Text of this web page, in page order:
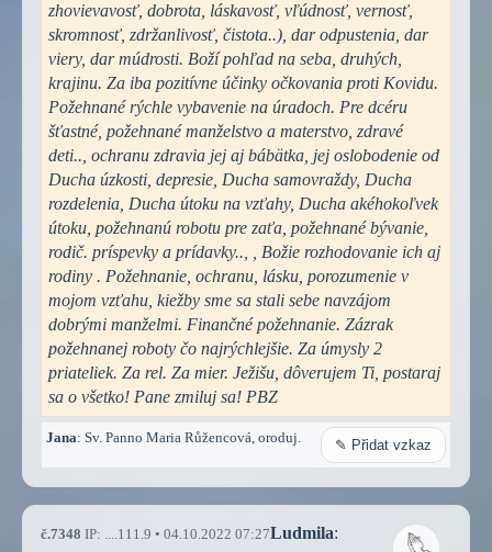
zhovievavosť, dobrota, láskavosť, vľúdnosť, vernosť,
skromnosť, zdržanlivosť, čistota..), dar odpustenia, dar
viery, dar múdrosti. Boží pohľad na seba, druhých,
krajinu. Za iba pozitívne účinky očkovania proti Kovidu.
Požehnané rýchle vybavenie na úradoch. Pre dcéru
šťastné, požehnané manželstvo a materstvo, zdravé
deti.., ochranu zdravia jej aj bábätka, jej oslobodenie od
Ducha úzkosti, depresie, Ducha samovraždy, Ducha
rozdelenia, Ducha útoku na vzťahy, Ducha akéhokoľvek
útoku, požehnanú robotu pre zaťa, požehnané bývanie,
rodič. príspevky a prídavky.., , Božie rozhodovanie ich aj
rodiny . Požehnanie, ochranu, lásku, porozumenie v
mojom vzťahu, kiežby sme sa stali sebe navzájom
dobrými manželmi. Finančné požehnanie. Zázrak
požehnanej roboty čo najrýchlejšie. Za úmysly 2
priateliek. Za rel. Za mier. Ježišu, dôverujem Ti, postaraj
sa o všetko! Pane zmiluj sa! PBZ
Jana: Sv. Panno Maria Růžencová, oroduj. ✎ Přidat vzkaz
č.7348 IP: ....111.9 • 04.10.2022 07:27Ludmila: